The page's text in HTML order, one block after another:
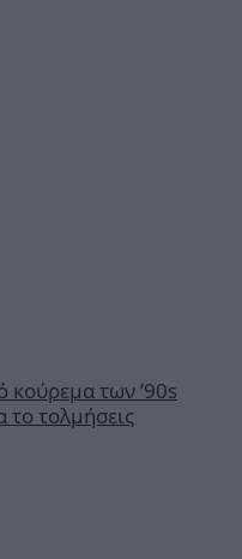
κούρεμα των ’90s
το τολμήσεις